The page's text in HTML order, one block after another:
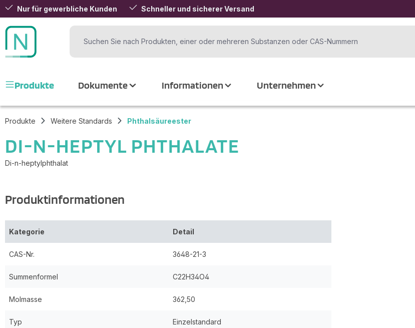
Hauptinhalt springen
Zur Suche springen
Zur Hauptnavigation springen
Nur für gewerbliche Kunden Schneller und sicherer Versand
Produkte Dokumente Informationen Unternehmen
Produkte Weitere Standards Phthalsäureester
DI-N-HEPTYL PHTHALATE
Di-n-heptylphthalat
Produktinformationen
Kategorie Detail
CAS-Nr. 3648-21-3
Summenformel C22H34O4
Molmasse 362,50
Typ Einzelstandard